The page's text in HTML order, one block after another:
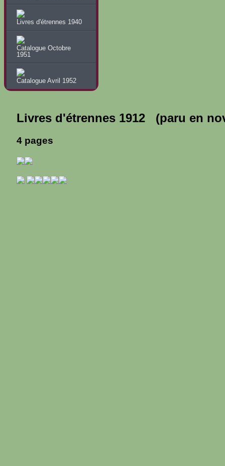
Livres d'étrennes 1940
Catalogue Octobre
1951
Catalogue Avril 1952
Livres d'étrennes 1912 (paru en
4 pages